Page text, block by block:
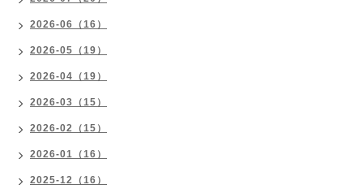
2026-06（16）
2026-05（19）
2026-04（19）
2026-03（15）
2026-02（15）
2026-01（16）
2025-12（16）